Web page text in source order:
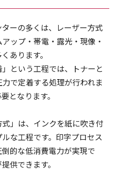
ーの多くは、レーザー方式
ップ・帯電・露光・現像・
あります。
という工程では、トナーと
で定着する処理が行われま
となります。
」は、インクを紙に吹き付
な工程です。印字プロセス
的な低消費電力が実現で
供できます。